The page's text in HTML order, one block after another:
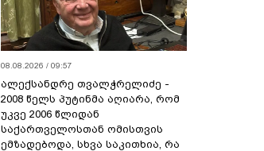
08.08.2026 / 09:57
ალექსანდრე თვალჭრელიძე -
2008 წელს პუტინმა აღიარა, რომ
უკვე 2006 წლიდან
საქართველოსთან ომისთვის
ემზადებოდა, სხვა საკითხია, რა